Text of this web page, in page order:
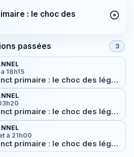
: le choc des
passées 3
18h15
Retour à l'instinct primaire : le choc des légendes Triple combat final
Retour à l'instinct primaire : le choc des légendes Triple combat final
à 21h00
Retour à l'instinct primaire : le choc des légendes Triple combat final